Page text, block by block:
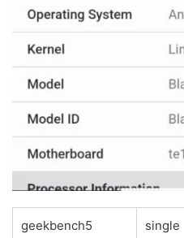
geekbench5 single